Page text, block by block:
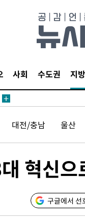
사회 수도권 지방
대전/충남 울산
혁신
구글에서 선